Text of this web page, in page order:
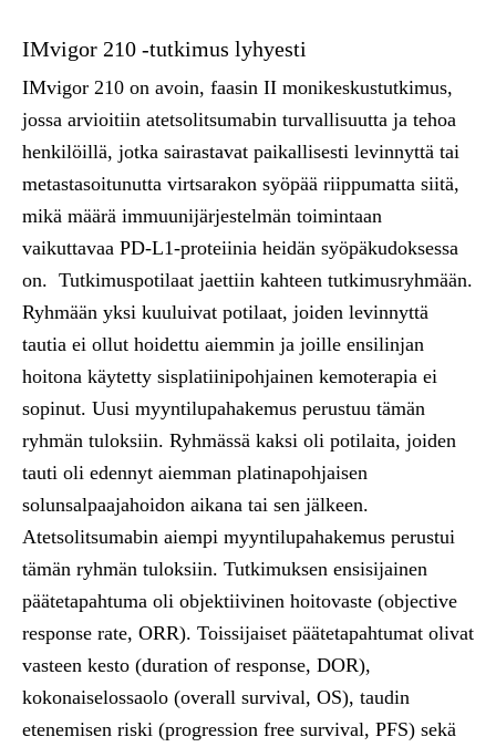
IMvigor 210 -tutkimus lyhyesti
IMvigor 210 on avoin, faasin II monikeskustutkimus,
jossa arvioitiin atetsolitsumabin turvallisuutta ja tehoa
henkilöillä, jotka sairastavat paikallisesti levinnyttä tai
metastasoitunutta virtsarakon syöpää riippumatta siitä,
mikä määrä immuunijärjestelmän toimintaan
vaikuttavaa PD-L1-proteiinia heidän syöpäkudoksessa
on. Tutkimuspotilaat jaettiin kahteen tutkimusryhmään.
Ryhmään yksi kuuluivat potilaat, joiden levinnyttä
tautia ei ollut hoidettu aiemmin ja joille ensilinjan
hoitona käytetty sisplatiinipohjainen kemoterapia ei
sopinut. Uusi myyntilupahakemus perustuu tämän
ryhmän tuloksiin. Ryhmässä kaksi oli potilaita, joiden
tauti oli edennyt aiemman platinapohjaisen
solunsalpaajahoidon aikana tai sen jälkeen.
Atetsolitsumabin aiempi myyntilupahakemus perustui
tämän ryhmän tuloksiin. Tutkimuksen ensisijainen
päätetapahtuma oli objektiivinen hoitovaste (objective
response rate, ORR). Toissijaiset päätetapahtumat olivat
vasteen kesto (duration of response, DOR),
kokonaiselossaolo (overall survival, OS), taudin
etenemisen riski (progression free survival, PFS) sekä